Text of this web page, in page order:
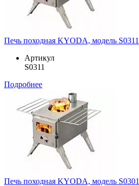
Печь походная KYODA, модель S0311
Артикул
S0311
Подробнее
Печь походная KYODA, модель S0301